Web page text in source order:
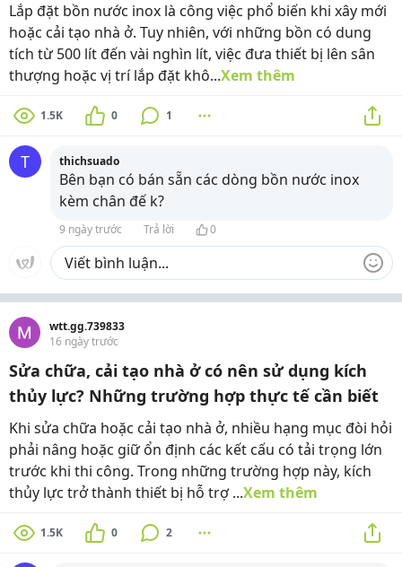
Lắp đặt bồn nước inox là công việc phổ biến khi xây mới
hoặc cải tạo nhà ở. Tuy nhiên, với những bồn có dung
tích từ 500 lít đến vài nghìn lít, việc đưa thiết bị lên sân
thượng hoặc vị trí lắp đặt khô...Xem thêm
1.5K 0 1
T thichsuado
Bên bạn có bán sẵn các dòng bồn nước inox
kèm chân đế k?
9 ngày trước Trả lời 0
wtt.gg.739833
16 ngày trước
Sửa chữa, cải tạo nhà ở có nên sử dụng kích
thủy lực? Những trường hợp thực tế cần biết
Khi sửa chữa hoặc cải tạo nhà ở, nhiều hạng mục đòi hỏi
phải nâng hoặc giữ ổn định các kết cấu có tải trọng lớn
trước khi thi công. Trong những trường hợp này, kích
thủy lực trở thành thiết bị hỗ trợ ...Xem thêm
1.5K 0 2